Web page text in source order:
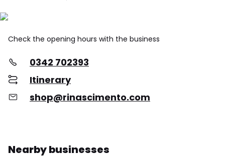
Check the opening hours with the business
0342 702393
Itinerary
shop@rinascimento.com
Nearby businesses